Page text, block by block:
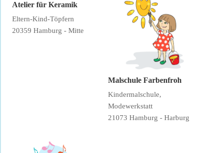
Filter verwerfen
Atelier für Keramik
Eltern-Kind-Töpfern
20359 Hamburg - Mitte
Malschule Farbenfroh
Kindermalschule,
Modewerkstatt
21073 Hamburg - Harburg